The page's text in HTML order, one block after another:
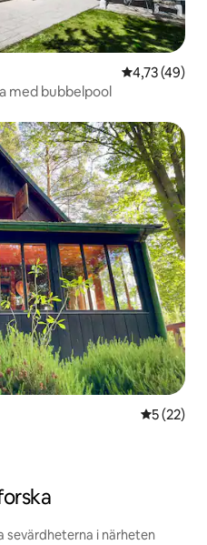
4,73 av 5 i
4,73 (49)
med bubbelpool
5 av 5 i
5 (22)
sevärdheterna i närheten